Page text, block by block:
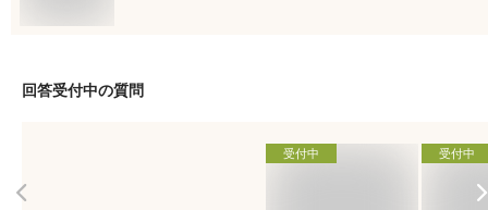
回答受付中の質問
受付中 受付中